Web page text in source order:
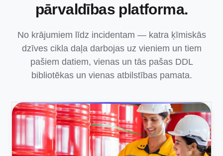
pārvaldības platforma.
No krājumiem līdz incidentam — katra ķīmiskās
dzīves cikla daļa darbojas uz vieniem un tiem
pašiem datiem, vienas un tās pašas DDL
bibliotēkas un vienas atbilstības pamata.